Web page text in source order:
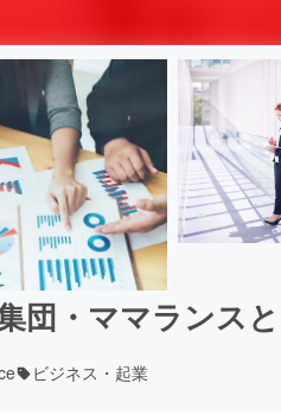
団・ママランス
ビジネス・起業